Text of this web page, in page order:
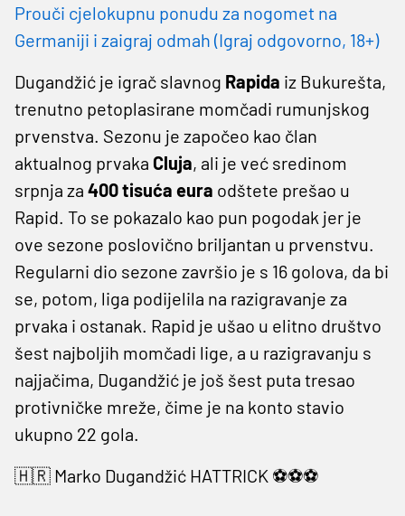
Prouči cjelokupnu ponudu za nogomet na
Germaniji i zaigraj odmah (Igraj odgovorno, 18+)
Dugandžić je igrač slavnog Rapida iz Bukurešta,
trenutno petoplasirane momčadi rumunjskog
prvenstva. Sezonu je započeo kao član
aktualnog prvaka Cluja, ali je već sredinom
srpnja za 400 tisuća eura odštete prešao u
Rapid. To se pokazalo kao pun pogodak jer je
ove sezone poslovično briljantan u prvenstvu.
Regularni dio sezone završio je s 16 golova, da bi
se, potom, liga podijelila na razigravanje za
prvaka i ostanak. Rapid je ušao u elitno društvo
šest najboljih momčadi lige, a u razigravanju s
najjačima, Dugandžić je još šest puta tresao
protivničke mreže, čime je na konto stavio
ukupno 22 gola.
🇭🇷 Marko Dugandžić HATTRICK ⚽️⚽️⚽️